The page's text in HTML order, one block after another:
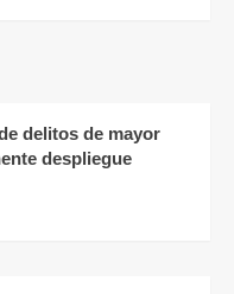
delitos de mayor
despliegue